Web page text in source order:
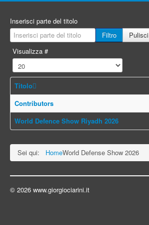
Inserisci parte del titolo
Filtro
Pulisci
Visualizza #
Titolo
Contributors
World Defence Show Riyadh 2026
Sei qui: HomeWorld Defense Show 2026
© 2026 www.giorgiociarini.it